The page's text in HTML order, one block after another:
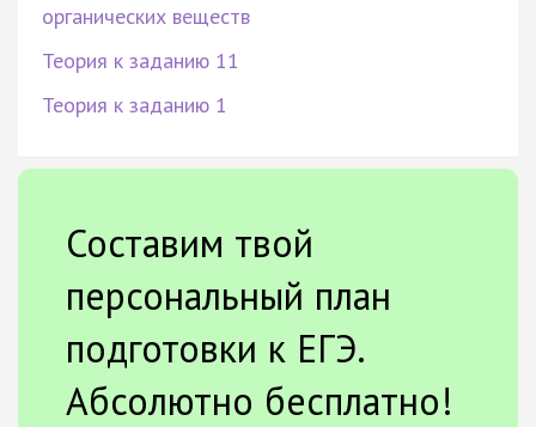
органических веществ
Теория к заданию 11
Теория к заданию 1
Составим твой
персональный план
подготовки к ЕГЭ.
Абсолютно бесплатно!